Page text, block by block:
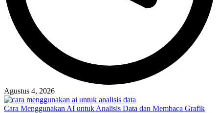
Agustus 4, 2026
Cara Menggunakan AI untuk Analisis Data dan Membaca Grafik